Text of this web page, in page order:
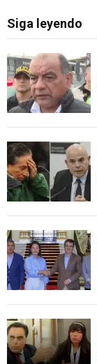
Siga leyendo